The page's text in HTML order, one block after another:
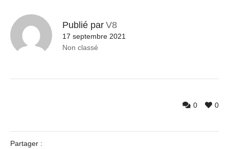
Publié par V8
17 septembre 2021
Non classé
0
0
Partager :